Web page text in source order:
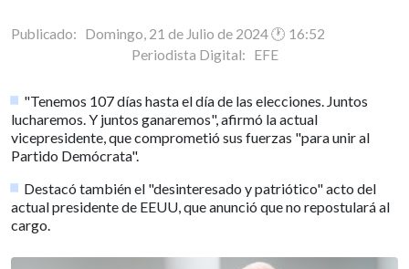
Publicado: Domingo, 21 de Julio de 2024 🕐 16:52
Periodista Digital: EFE
"Tenemos 107 días hasta el día de las elecciones. Juntos
lucharemos. Y juntos ganaremos", afirmó la actual
vicepresidente, que comprometió sus fuerzas "para unir al
Partido Demócrata".
Destacó también el "desinteresado y patriótico" acto del
actual presidente de EEUU, que anunció que no repostulará al
cargo.